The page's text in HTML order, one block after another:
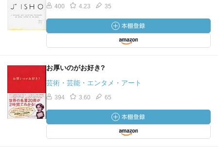
400 4.23 35
お厚いのがお好き?
芸術・芸能・エンタメ・アート
394 3.60 65